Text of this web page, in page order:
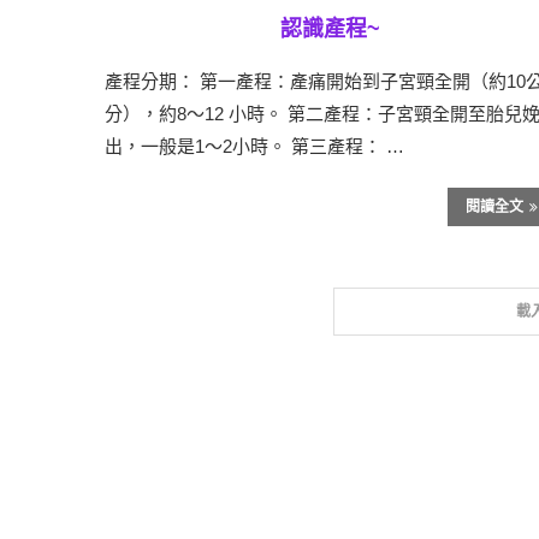
認識產程~
產程分期： 第一產程：產痛開始到子宮頸全開（約10
分），約8〜12 小時。 第二產程：子宮頸全開至胎兒娩
出，一般是1〜2小時。 第三產程： …
閱讀全文
載